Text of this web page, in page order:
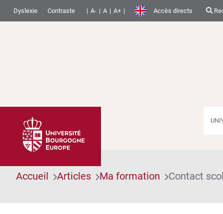
Dyslexie Contraste A- A A+ Accès directs
Accueil Articles Ma formation Contact